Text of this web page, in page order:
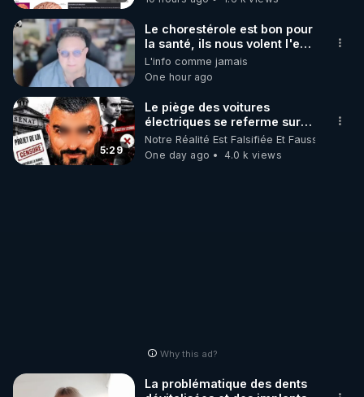
🌱 LES STAGES EN PRÉSENTIEL
http://rgnr.li/stages
_________
LES CODES PROMO DES PARTENAIRES
▶ 10 % de réduction sur les extracteurs de la
Le chorestérole est bon pour
la santé, ils nous volent l'eau
! 😒🤢😡
https://odysee.com/@anonyme:d3/
L'info comme jamais
One hour ago
5:29
Le piège des voitures
électriques se referme sur
les usagers !
Notre Réalité Est Falsifiée Et Fausse
One day ago
4.0 k views
Why this ad?
La problématique des dents